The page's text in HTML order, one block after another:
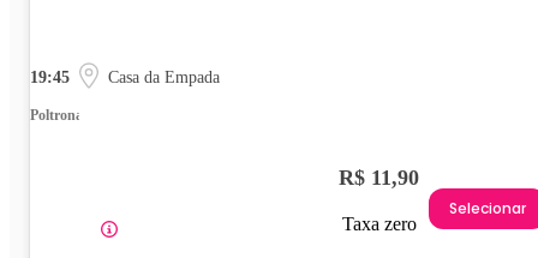
19:45 Casa da Empada
Poltrona
R$ 11,90
Taxa zero
Selecionar